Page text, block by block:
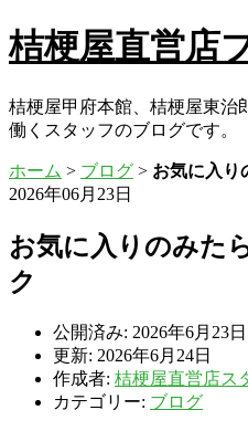
桔梗屋直営店
桔梗屋甲府本館、桔梗屋東治
働くスタッフのブログです。
ホーム > ブログ > お気に入り
2026年06月23日
お気に入りのみた
ク
公開済み: 2026年6月23日
更新: 2026年6月24日
作成者: 桔梗屋直営店ス
カテゴリー: ブログ